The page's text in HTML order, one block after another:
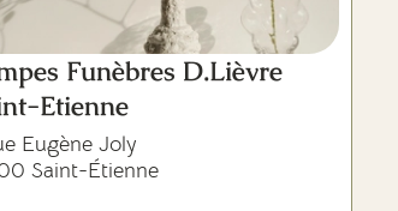
Funèbres D.Lièvre
Etienne
Eugène Joly
Saint-Étienne